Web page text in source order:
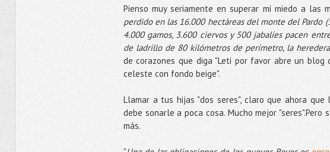
Pienso muy seriamente en superar mi miedo a
perdido en las 16.000 hectáreas del monte del Pardo
4.000 gamos, 3.600 ciervos y 500 jabalíes pacen
de ladrillo de 80 kilómetros de perímetro, la
de corazones que diga "Leti por favor abre un
celeste con fondo beige".
Llamar a tus hijas "dos seres", claro que ahora
debe sonarle a poca cosa. Mucho mejor
más.